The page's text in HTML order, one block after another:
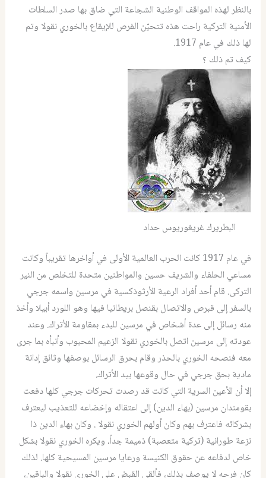
بالنظر لهذه المواقف الوطنية الشجاعة التي ضاق بها صدر السلطات
الأمنية التركية راحت هذه تتحيّن الفرص للإيقاع بالخوري نقولا وتم
لها ذلك في عام 1917.
كيف تم ذلك ؟
البطريرك غريغوريوس حداد
في عام 1917 كانت الحرب العالمية الأولى في أواخرها تقريباً وكانت
مساعي الحلفاء والشريف حسين والمواطنين متحدة للتخلص من النير
التركى. قام أحد أفراد الرعية الأرثوذكسية في مرسين واسمه جرجي
بالسفر إلى قبرص والاتصال بقنصل بريطانيا فيها وهو اللورد أبيلا وأخذ
منه رسائل إلى عدة أشخاص في مرسين للبدء بمقاومة الأتراك. وعند
عودته إلى مرسين اتصل بالخوري نقولا الزعيم المحبوب وأنبأه بما جرى
معه فنصحه الخوري بالحذر وقام بحرق الرسائل بوصفها وثائق إدانة
مادية بحق جرجي في حال وقوعها بيد الأتراك.
إلا أن الأعين السرية التي كانت قد رصدت تحرکات جرجي كلها دفعت
بقومندان مرسين (بهاء الدين) إلى اعتقاله وإخضاعه للتعذيب ليعترف
بشركائه فاعترف بهم وكان أولهم الخوري نقولا . وكان بهاء الدين ذا
نزعة طورانية (تركية متعصبة) ذميمة جداً، ويكره الخوري نقولا بشكل
خاص لدفاعه عن حقوق الكنيسة ورعايا مرسين المسيحية كلها. لذلك